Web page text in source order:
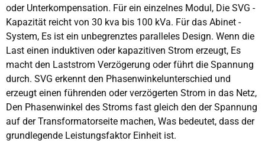
oder Unterkompensation. Für ein einzelnes Modul, Die SVG -
Kapazität reicht von 30 kva bis 100 kVa. Für das Abinet -
System, Es ist ein unbegrenztes paralleles Design. Wenn die
Last einen induktiven oder kapazitiven Strom erzeugt, Es
macht den Laststrom Verzögerung oder führt die Spannung
durch. SVG erkennt den Phasenwinkelunterschied und
erzeugt einen führenden oder verzögerten Strom in das Netz,
Den Phasenwinkel des Stroms fast gleich den der Spannung
auf der Transformatorseite machen, Was bedeutet, dass der
grundlegende Leistungsfaktor Einheit ist.